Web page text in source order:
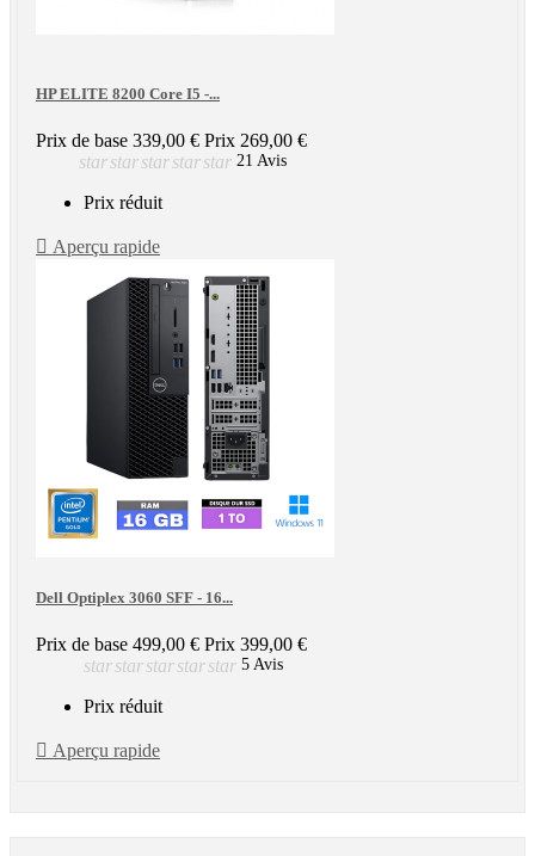
HP ELITE 8200 Core I5 -...
Prix de base 339,00 € Prix 269,00 €
starstarstarstarstar 21 Avis
Prix réduit
 Aperçu rapide
Dell Optiplex 3060 SFF - 16...
Prix de base 499,00 € Prix 399,00 €
star star star star star 5 Avis
Prix réduit
 Aperçu rapide